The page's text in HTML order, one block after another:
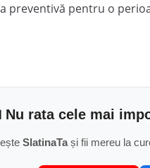
preventivă pentru o
Nu rata cele mai
SlatinaTași fii mereu la